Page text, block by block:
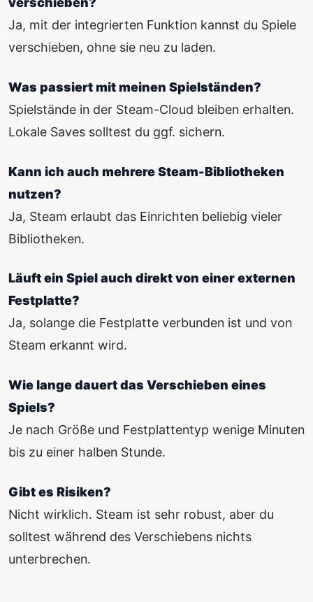
Ja, mit der integrierten Funktion kannst du Spiele
verschieben, ohne sie neu zu laden.
Was passiert mit meinen Spielständen?
Spielstände in der Steam-Cloud bleiben erhalten.
Lokale Saves solltest du ggf. sichern.
Kann ich auch mehrere Steam-Bibliotheken
nutzen?
Ja, Steam erlaubt das Einrichten beliebig vieler
Bibliotheken.
Läuft ein Spiel auch direkt von einer externen
Festplatte?
Ja, solange die Festplatte verbunden ist und von
Steam erkannt wird.
Wie lange dauert das Verschieben eines
Spiels?
Je nach Größe und Festplattentyp wenige Minuten
bis zu einer halben Stunde.
Gibt es Risiken?
Nicht wirklich. Steam ist sehr robust, aber du
solltest während des Verschiebens nichts
unterbrechen.